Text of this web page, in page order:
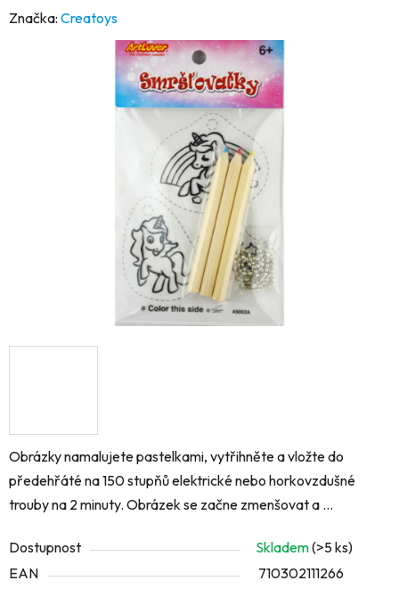
Obrázky namalujete pastelkami, vytřihněte a vložte do
předehřáté na 150 stupňů elektrické nebo horkovzdušné
trouby na 2 minuty. Obrázek se začne zmenšovat a ...
Dostupnost Skladem(>5 ks)
EAN
710302111266
hodnocení
Značka: Creatoys